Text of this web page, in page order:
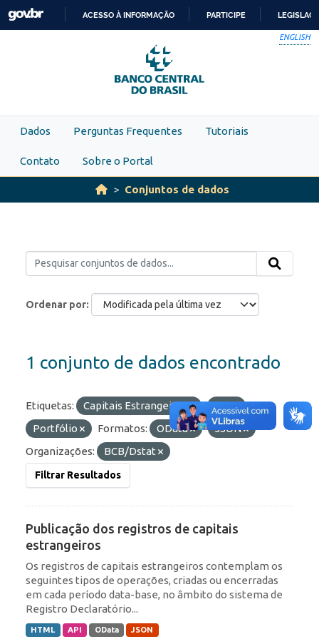
Skip to main content
PARA
O
CONTEÚDO
ACESSO À INFORMAÇÃO PARTICIPE
ENGLISH
Dados Perguntas Frequentes Tutoriais
Contato Sobre o Portal
Conjuntos de dados
Ordenar por
1 conjunto de dados encontrado
Etiquetas: Capitais Estrangeiros
IED
Portfólio
Formatos: OData
JSON
Organizações:
BCB/Dstat
Filtrar Resultados
Publicação dos registros de capitais
estrangeiros
Os registros de capitais estrangeiros contemplam os
seguintes tipos de operações, criadas ou encerradas
em cada período data-base, no âmbito do sistema de
Registro Declaratório...
HTML API OData JSON